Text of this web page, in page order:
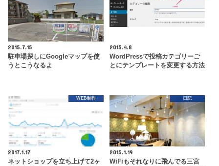
2015.7.15
駐車場探しにGoogleマップを使
うとこうなるよ
2015.4.8
WordPressで投稿カテゴリーご
とにテンプレートを変更する方法
WEB制作
2017.1.17
ネットショップを立ち上げて2ヶ
日記
2015.1.19
WiFiもそれなりに飛んでる三宮